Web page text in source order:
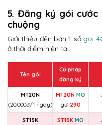
5. Đăng ký gói
chuộng
Giới thiệu đến bạn 1 số gói
ở thời điểm hiện tại:
Tên gói
Cú pháp
đăng ký
MT20N
(20.000đ/1 ngày)
MT20N MO
gửi 290
ST15K
ST15K MO